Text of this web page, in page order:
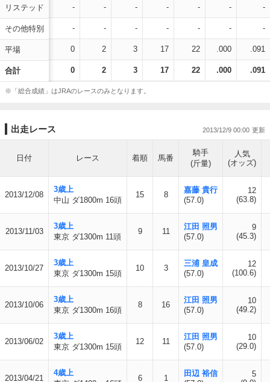
リステッド
その他特別
平場
合計
- - - - - - -
- - - - - - -
0 2 3 17 22 .000 .091
0 2 3 17 22 .000 .091
※「総合成績」はJRAのレースのみとなります。
出走レース 2013/12/9 00:00
日付 レース 着順 馬番
騎手
(斤量)
人気
(オッズ)
2013/12/08
3歳上
中山 ダ1800m 16頭
15 8
嘉藤 貴行
(57.0)
12
(63.8)
2013/11/03
3歳上
東京 ダ1300m 11頭
9 11
江田 照男
(57.0)
9
(45.3)
2013/10/27
3歳上
東京 ダ1300m 15頭
10 3
三浦 皇成
(57.0)
12
(100.6)
2013/10/06
3歳上
東京 ダ1300m 16頭
8 16
江田 照男
(57.0)
10
(49.2)
2013/06/02
3歳上
東京 ダ1300m 15頭
12 11
江田 照男
(57.0)
10
(29.0)
2013/04/21
4歳上
6 1
田辺 裕信
5